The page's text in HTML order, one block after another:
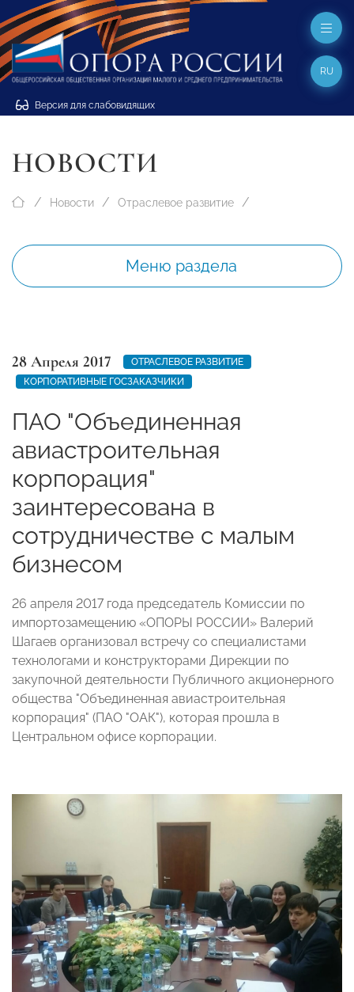
Версия для слабовидящих
RU
НОВОСТИ
Новости Отраслевое развитие
Меню раздела
28 Апреля 2017
ОТРАСЛЕВОЕ РАЗВИТИЕ
КОРПОРАТИВНЫЕ ГОСЗАКАЗЧИКИ
ПАО "Объединенная
авиастроительная
корпорация"
заинтересована в
сотрудничестве с малым
бизнесом
26 апреля 2017 года председатель Комиссии по
импортозамещению «ОПОРЫ РОССИИ» Валерий
Шагаев организовал встречу со специалистами
технологами и конструкторами Дирекции по
закупочной деятельности Публичного акционерного
общества "Объединенная авиастроительная
корпорация" (ПАО "ОАК"), которая прошла в
Центральном офисе корпорации.